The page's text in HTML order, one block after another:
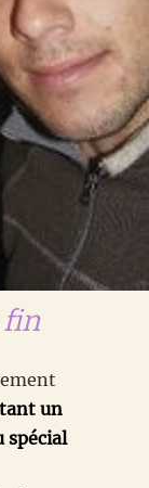
fin
un
spécial